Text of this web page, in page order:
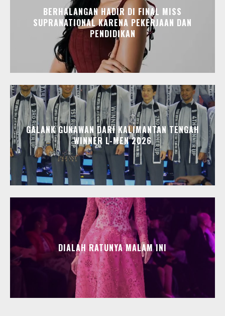
BERHALANGAN HADIR DI FINAL MISS
SUPRANATIONAL KARENA PEKERJAAN DAN
PENDIDIKAN
GALANK GUNAWAN DARI KALIMANTAN TENGAH
WINNER L-MEN 2026
DIALAH RATUNYA MALAM INI